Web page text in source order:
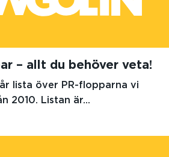
– allt du behöver veta!
lista över PR-flopparna vi
2010. Listan är...